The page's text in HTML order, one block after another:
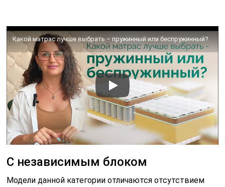
Какой матрас лучше выбрать – пружинный или беспружинный?
С независимым блоком
Модели данной категории отличаются отсутствием